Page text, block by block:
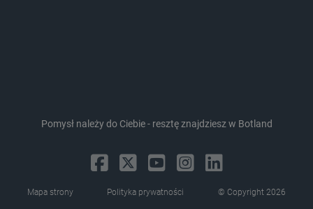
Pomysł należy do Ciebie - resztę znajdziesz w Botland
Mapa strony Polityka prywatności © Copyright 2026